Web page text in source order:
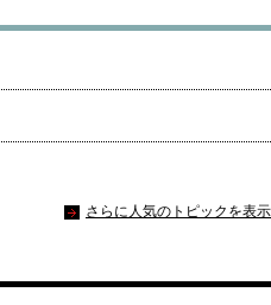
さらに人気のトピックを表示